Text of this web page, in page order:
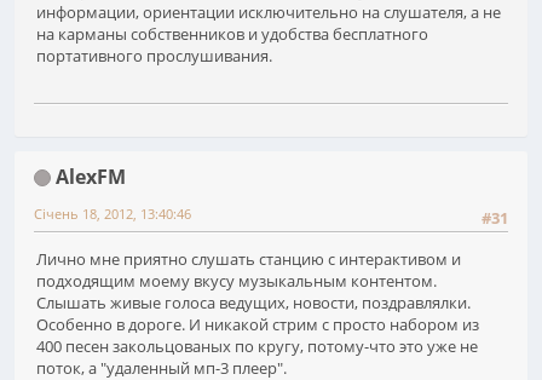
информации, ориентации исключительно на слушателя, а не
на карманы собственников и удобства бесплатного
портативного прослушивания.
AlexFM
#31
Січень 18, 2012, 13:40:46
Лично мне приятно слушать станцию с интерактивом и
подходящим моему вкусу музыкальным контентом.
Слышать живые голоса ведущих, новости, поздравлялки.
Особенно в дороге. И никакой стрим с просто набором из
400 песен закольцованых по кругу, потому-что это уже не
поток, а "удаленный мп-3 плеер".